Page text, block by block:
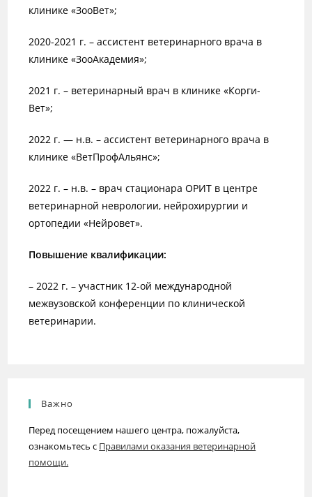
клинике «ЗооВет»;
2020-2021 г. – ассистент ветеринарного врача в
клинике «ЗооАкадемия»;
2021 г. – ветеринарный врач в клинике «Корги-
Вет»;
2022 г. — н.в. – ассистент ветеринарного врача в
клинике «ВетПрофАльянс»;
2022 г. – н.в. – врач стационара ОРИТ в центре
ветеринарной неврологии, нейрохирургии и
ортопедии «Нейровет».
Повышение квалификации:
– 2022 г. – участник 12-ой международной
межвузовской конференции по клинической
ветеринарии.
Важно
Перед посещением нашего центра, пожалуйста,
ознакомьтесь с Правилами оказания ветеринарной
помощи.